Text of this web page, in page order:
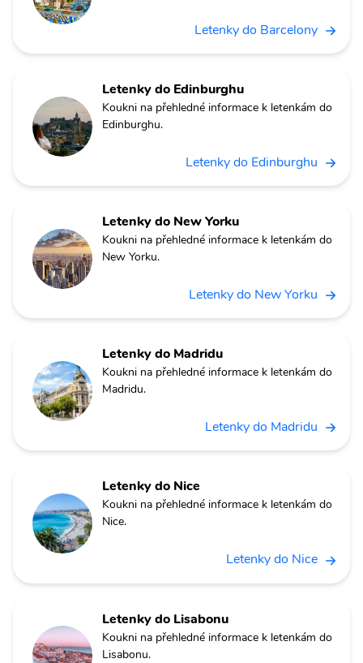
Letenky do Barcelony
Letenky do Edinburghu
Koukni na přehledné informace k letenkám do
Edinburghu.
Letenky do Edinburghu
Letenky do New Yorku
Koukni na přehledné informace k letenkám do
New Yorku.
Letenky do New Yorku
Letenky do Madridu
Koukni na přehledné informace k letenkám do
Madridu.
Letenky do Madridu
Letenky do Nice
Koukni na přehledné informace k letenkám do
Nice.
Letenky do Nice
Letenky do Lisabonu
Koukni na přehledné informace k letenkám do
Lisabonu.